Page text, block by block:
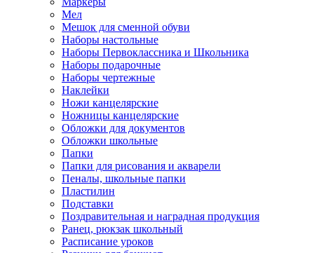
Мел
Мешок для сменной обуви
Наборы настольные
Наборы Первоклассника и Школьника
Наборы подарочные
Наборы чертежные
Наклейки
Ножи канцелярские
Ножницы канцелярские
Обложки для документов
Обложки школьные
Папки
Папки для рисования и акварели
Пеналы, школьные папки
Пластилин
Подставки
Поздравительная и наградная продукция
Ранец, рюкзак школьный
Расписание уроков